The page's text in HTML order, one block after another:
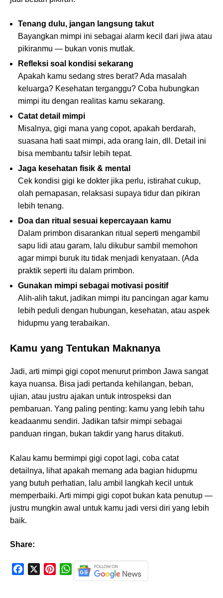
Tenang dulu, jangan langsung takut
Bayangkan mimpi ini sebagai alarm kecil dari jiwa atau
pikiranmu — bukan vonis mutlak.
Refleksi soal kondisi sekarang
Apakah kamu sedang stres berat? Ada masalah
keluarga? Kesehatan terganggu? Coba hubungkan
mimpi itu dengan realitas kamu sekarang.
Catat detail mimpi
Misalnya, gigi mana yang copot, apakah berdarah,
suasana hati saat mimpi, ada orang lain, dll. Detail ini
bisa membantu tafsir lebih tepat.
Jaga kesehatan fisik & mental
Cek kondisi gigi ke dokter jika perlu, istirahat cukup,
olah pernapasan, relaksasi supaya tidur dan pikiran
lebih tenang.
Doa dan ritual sesuai kepercayaan kamu
Dalam primbon disarankan ritual seperti mengambil
sapu lidi atau garam, lalu dikubur sambil memohon
agar mimpi buruk itu tidak menjadi kenyataan. (Ada
praktik seperti itu dalam primbon.
Gunakan mimpi sebagai motivasi positif
Alih-alih takut, jadikan mimpi itu pancingan agar kamu
lebih peduli dengan hubungan, kesehatan, atau aspek
hidupmu yang terabaikan.
Kamu yang Tentukan Maknanya
Jadi, arti mimpi gigi copot menurut primbon Jawa sangat
kaya nuansa. Bisa jadi pertanda kehilangan, beban,
ujian, atau justru ajakan untuk introspeksi dan
pembaruan. Yang paling penting: kamu yang lebih tahu
keadaanmu sendiri. Jadikan tafsir mimpi sebagai
panduan ringan, bukan takdir yang harus ditakuti.
Kalau kamu bermimpi gigi copot lagi, coba catat
detailnya, lihat apakah memang ada bagian hidupmu
yang butuh perhatian, lalu ambil langkah kecil untuk
memperbaiki. Arti mimpi gigi copot bukan kata penutup —
justru mungkin awal untuk kamu jadi versi diri yang lebih
baik.
Share:
W
h